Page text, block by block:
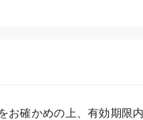
確かめの上、有効期限